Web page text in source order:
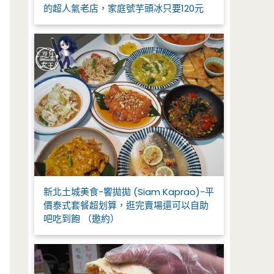
的超人氣老店，家庭號芋頭冰只要120元
新北土城美食-饗拋拋 (Siam Kaprao)-平
價泰式套餐超划算，逛完賣場還可以自助
吧吃到飽 （邀約）